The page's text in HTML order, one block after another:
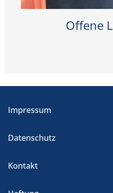
Offene
Impressum
Datenschutz
Kontakt